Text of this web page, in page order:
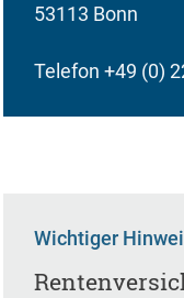
53113 Bonn
Telefon +49 (0)
Wichtiger